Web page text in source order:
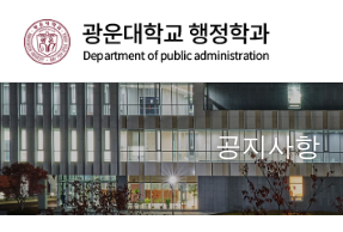
공지사항